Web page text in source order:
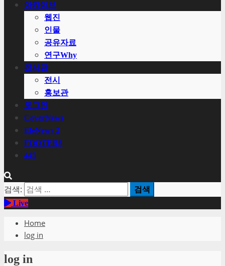
아카이브
웹진
인물
공유자료
연구Why
전시관
전시
홍보관
로그인
CoverNews
EleNews 2
FOOTER8
445
검색:
Live
Home
log in
log in